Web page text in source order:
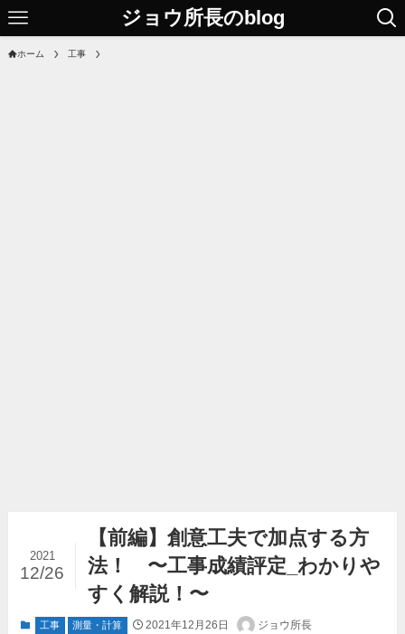
ジョウ所長のblog
ホーム 工事
【前編】創意工夫で加点する方
法！ 〜工事成績評定_わかりや
すく解説！〜
2021
12/26
工事 測量・計算 2021年12月26日 ジョウ所長